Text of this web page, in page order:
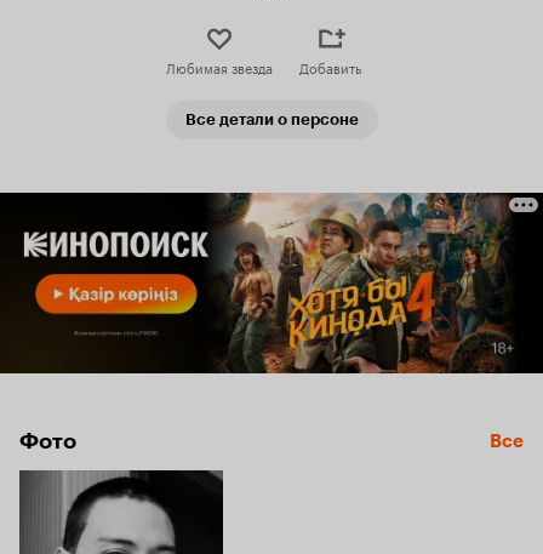
Любимая звезда Добавить
Все детали о персоне
Фото Все